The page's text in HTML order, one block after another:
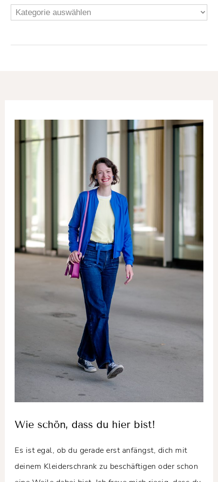
Wie schön, dass du hier bist!
Es ist egal, ob du gerade erst anfängst, dich mit
deinem Kleiderschrank zu beschäftigen oder schon